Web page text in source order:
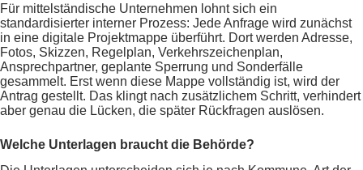
Für mittelständische Unternehmen lohnt sich ein
standardisierter interner Prozess: Jede Anfrage wird zunächst
in eine digitale Projektmappe überführt. Dort werden Adresse,
Fotos, Skizzen, Regelplan, Verkehrszeichenplan,
Ansprechpartner, geplante Sperrung und Sonderfälle
gesammelt. Erst wenn diese Mappe vollständig ist, wird der
Antrag gestellt. Das klingt nach zusätzlichem Schritt, verhindert
aber genau die Lücken, die später Rückfragen auslösen.
Welche Unterlagen braucht die Behörde?